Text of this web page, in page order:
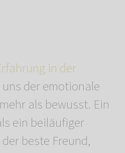
in der
der emotionale
als bewusst. Ein
ein beiläufiger
beste Freund,